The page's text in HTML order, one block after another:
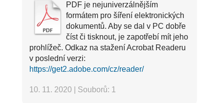
PDF je nejuniverzálnějším
formátem pro šíření elektronických
dokumentů. Aby se dal v PC dobře
číst či tisknout, je zapotřebí mít jeho
prohlížeč. Odkaz na stažení Acrobat Readeru
v poslední verzi:
https://get2.adobe.com/cz/reader/
10. 11. 2020 Souborů: 1